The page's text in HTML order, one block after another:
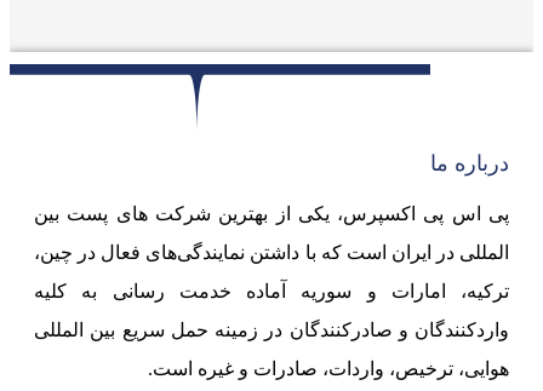
درباره ما
پی اس پی اکسپرس، یکی از بهترین شرکت های پست بین
المللی در ایران است که با داشتن نمایندگی‌های فعال در چین،
ترکیه، امارات و سوریه آماده خدمت رسانی به کلیه
واردکنندگان و صادرکنندگان در زمینه حمل سریع بین المللی
هوایی، ترخیص، واردات، صادرات و غیره است.